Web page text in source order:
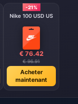
-21%
Nike 100 USD US
€ 76.42
€ 96.91
Acheter
maintenant